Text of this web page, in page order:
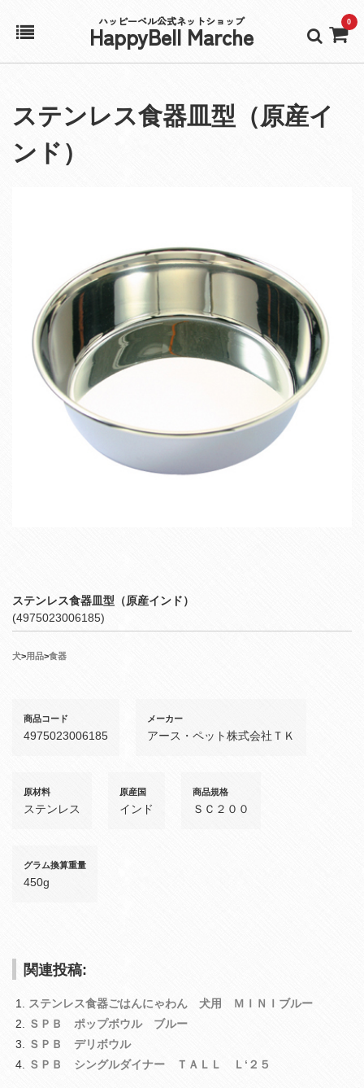
ハッピーベル公式ネットショップ
HappyBell Marche 0
アカウント
カート
ステンレス食器皿型（原産イ
ンド）
ステンレス食器皿型（原産インド）
(4975023006185)
犬>用品>食器
商品コード
4975023006185
メーカー
アース・ペット株式会社ＴＫ
原材料
ステンレス
原産国
インド
商品規格
ＳＣ２００
グラム換算重量
450g
関連投稿:
ステンレス食器ごはんにゃわん 犬用 ＭＩＮＩブルー
ＳＰＢ ポップボウル ブルー
ＳＰＢ デリボウル
ＳＰＢ シングルダイナー ＴＡＬＬ Ｌ‘２５